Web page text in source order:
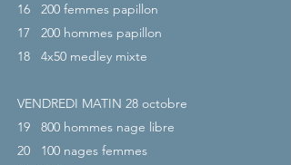
16
200 femmes papillon
17
200 hommes papillon
18
4x50 medley mixte
VENDREDI MATIN 28 octobre
19
800 hommes nage libre
20
100 nages femmes